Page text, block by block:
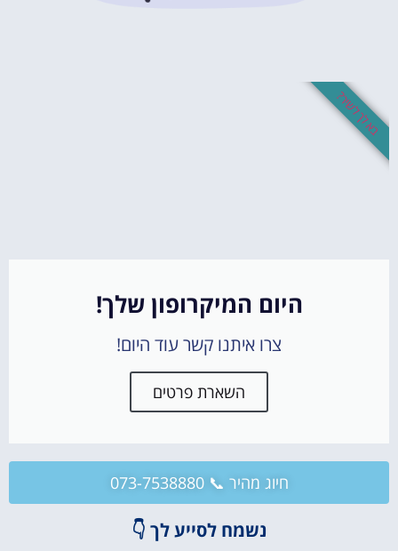
היום המיקרופון שלך!
צרו איתנו קשר עוד היום!
השארת פרטים
בא לך לשיר?
חיוג מהיר 📞 073-7538880
נשמח לסייע לך 👇